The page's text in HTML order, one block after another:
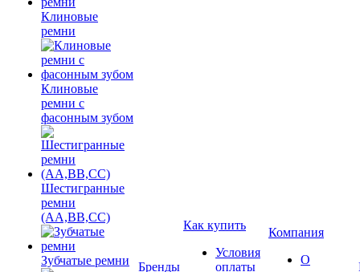
Клиновые
ремни
Клиновые
ремни с
фасонным зубом
Шестигранные
ремни
(AA,BB,CC)
Зубчатые ремни Бренды
Как купить
Условия
оплаты
Компания
О